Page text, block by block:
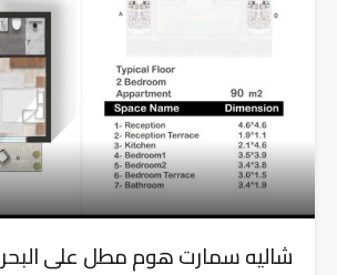
شاليه سمارت هوم مطل على البحر